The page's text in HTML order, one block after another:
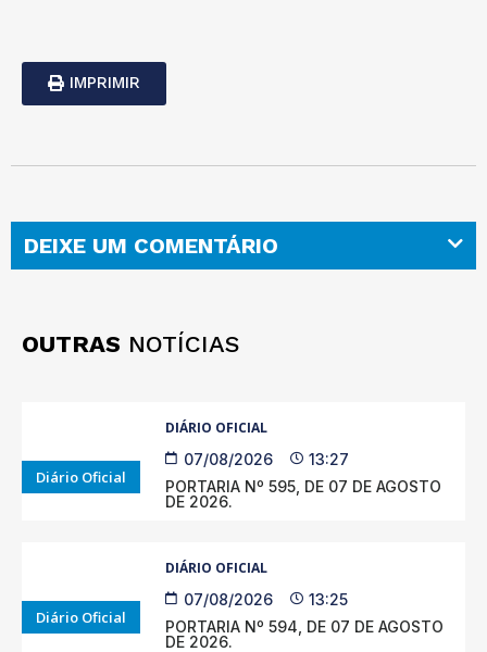
IMPRIMIR
DEIXE UM COMENTÁRIO
OUTRAS NOTÍCIAS
Diário Oficial
DIÁRIO OFICIAL
07/08/2026
13:27
PORTARIA Nº 595, DE 07 DE AGOSTO
DE 2026.
Diário Oficial
DIÁRIO OFICIAL
07/08/2026
13:25
PORTARIA Nº 594, DE 07 DE AGOSTO
DE 2026.